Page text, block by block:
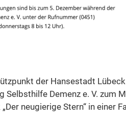
der Hansestadt
Demenz e. V. zum
neugierige Stern“ in einer